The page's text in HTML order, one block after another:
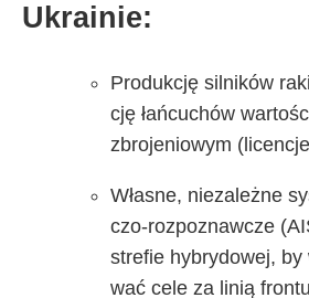
Ukra­inie:
Pro­duk­cję sil­ni­ków
cję łań­cu­chów
zbro­je­nio­wym
Wła­sne, nie­za­leż­ne
czo-roz­po­znaw­cze
stre­fie hy­bry­do­wej,
wać ce­le za li­nią